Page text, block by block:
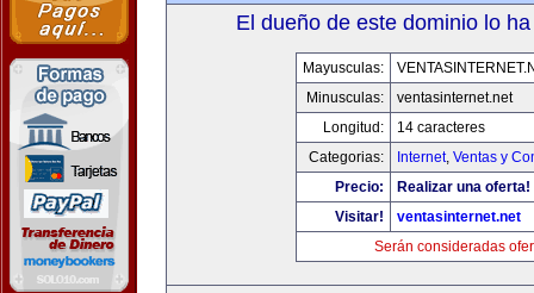
El dueño de este dominio lo
Mayusculas:
Minusculas:
ventasinternet.net
Longitud:
14 caracteres
Categorias:
Internet, Ventas y
Precio:
Realizar una oferta!
Visitar!
ventasinternet.net
Serán consideradas